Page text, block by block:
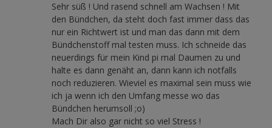
Sehr süß ! Und rasend schnell am Wachsen ! Mit
den Bündchen, da steht doch fast immer dass das
nur ein Richtwert ist und man das dann mit dem
Bündchenstoff mal testen muss. Ich schneide das
neuerdings für mein Kind pi mal Daumen zu und
halte es dann genäht an, dann kann ich notfalls
noch reduzieren. Wieviel es maximal sein muss wie
ich ja wenn ich den Umfang messe wo das
Bündchen herumsoll ;o)
Mach Dir also gar nicht so viel Stress !